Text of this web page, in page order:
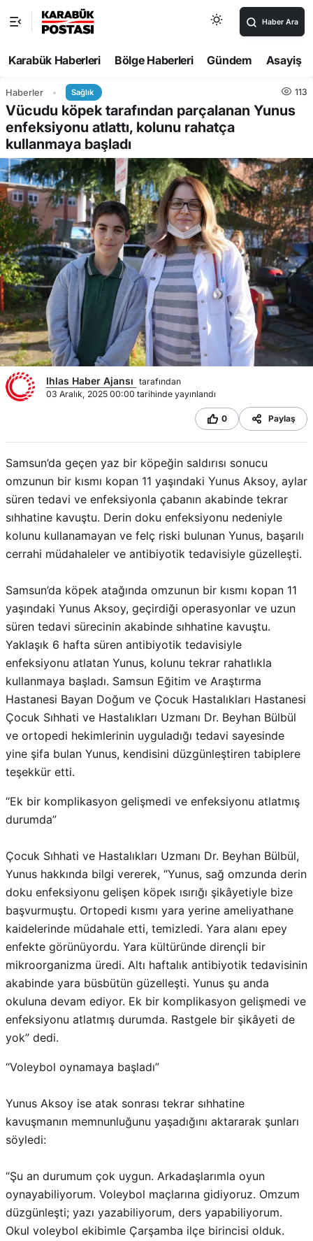
Haber Ara
Karabük Haberleri Bölge Haberleri Gündem Asayiş
Haberler Sağlık 113
Vücudu köpek tarafından parçalanan Yunus
enfeksiyonu atlattı, kolunu rahatça
kullanmaya başladı
Ihlas Haber Ajansı tarafından
03 Aralık, 2025 00:00 tarihinde yayınlandı
0 Paylaş
Samsun’da geçen yaz bir köpeğin saldırısı sonucu
omzunun bir kısmı kopan 11 yaşındaki Yunus Aksoy, aylar
süren tedavi ve enfeksiyonla çabanın akabinde tekrar
sıhhatine kavuştu. Derin doku enfeksiyonu nedeniyle
kolunu kullanamayan ve felç riski bulunan Yunus, başarılı
cerrahi müdahaleler ve antibiyotik tedavisiyle güzelleşti.
Samsun’da köpek atağında omzunun bir kısmı kopan 11
yaşındaki Yunus Aksoy, geçirdiği operasyonlar ve uzun
süren tedavi sürecinin akabinde sıhhatine kavuştu.
Yaklaşık 6 hafta süren antibiyotik tedavisiyle
enfeksiyonu atlatan Yunus, kolunu tekrar rahatlıkla
kullanmaya başladı. Samsun Eğitim ve Araştırma
Hastanesi Bayan Doğum ve Çocuk Hastalıkları Hastanesi
Çocuk Sıhhati ve Hastalıkları Uzmanı Dr. Beyhan Bülbül
ve ortopedi hekimlerinin uyguladığı tedavi sayesinde
yine şifa bulan Yunus, kendisini düzgünleştiren tabiplere
teşekkür etti.
“Ek bir komplikasyon gelişmedi ve enfeksiyonu atlatmış
durumda”
Çocuk Sıhhati ve Hastalıkları Uzmanı Dr. Beyhan Bülbül,
Yunus hakkında bilgi vererek, “Yunus, sağ omzunda derin
doku enfeksiyonu gelişen köpek ısırığı şikâyetiyle bize
başvurmuştu. Ortopedi kısmı yara yerine ameliyathane
kaidelerinde müdahale etti, temizledi. Yara alanı epey
enfekte görünüyordu. Yara kültüründe dirençli bir
mikroorganizma üredi. Altı haftalık antibiyotik tedavisinin
akabinde yara büsbütün güzelleşti. Yunus şu anda
okuluna devam ediyor. Ek bir komplikasyon gelişmedi ve
enfeksiyonu atlatmış durumda. Rastgele bir şikâyeti de
yok” dedi.
“Voleybol oynamaya başladı”
Yunus Aksoy ise atak sonrası tekrar sıhhatine
kavuşmanın memnunluğunu yaşadığını aktararak şunları
söyledi:
“Şu an durumum çok uygun. Arkadaşlarımla oyun
oynayabiliyorum. Voleybol maçlarına gidiyoruz. Omzum
düzgünleşti; yazı yazabiliyorum, ders yapabiliyorum.
Okul voleybol ekibimle Çarşamba ilçe birincisi olduk.